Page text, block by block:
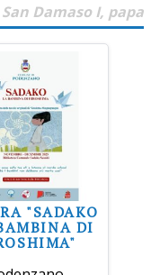
San Damaso I, papa
"SADAKO
DI